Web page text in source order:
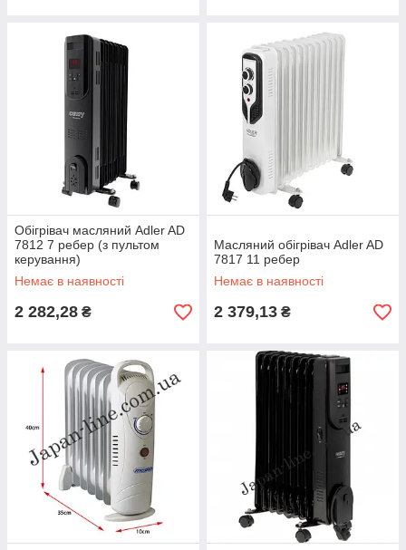
Обігрівач масляний Adler AD
7812 7 ребер (з пультом
керування)
Немає в наявності
2 282,28 ₴
Масляний обігрівач Adler AD
7817 11 ребер
Немає в наявності
2 379,13 ₴